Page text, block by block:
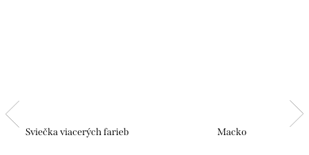
Sviečka viacerých farieb Macko